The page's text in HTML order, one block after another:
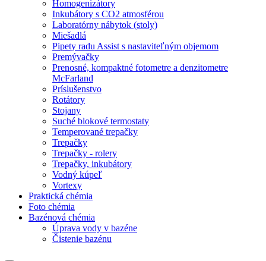
Homogenizátory
Inkubátory s CO2 atmosférou
Laboratórny nábytok (stoly)
Miešadlá
Pipety radu Assist s nastaviteľným objemom
Premývačky
Prenosné, kompaktné fotometre a denzitometre
McFarland
Príslušenstvo
Rotátory
Stojany
Suché blokové termostaty
Temperované trepačky
Trepačky
Trepačky - rolery
Trepačky, inkubátory
Vodný kúpeľ
Vortexy
Praktická chémia
Foto chémia
Bazénová chémia
Úprava vody v bazéne
Čistenie bazénu